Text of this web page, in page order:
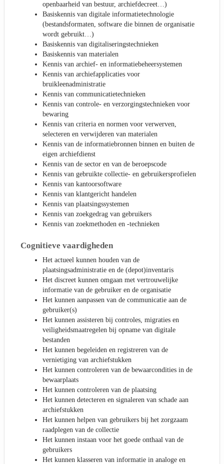
openbaarheid van bestuur, archiefdecreet…)
Basiskennis van digitale informatietechnologie
(bestandsformaten, software die binnen de organisatie
wordt gebruikt…)
Basiskennis van digitaliseringstechnieken
Basiskennis van materialen
Kennis van archief- en informatiebeheersystemen
Kennis van archiefapplicaties voor
bruikleenadministratie
Kennis van communicatietechnieken
Kennis van controle- en verzorgingstechnieken voor
bewaring
Kennis van criteria en normen voor verwerven,
selecteren en verwijderen van materialen
Kennis van de informatiebronnen binnen en buiten de
eigen archiefdienst
Kennis van de sector en van de beroepscode
Kennis van gebruikte collectie- en gebruikersprofielen
Kennis van kantoorsoftware
Kennis van klantgericht handelen
Kennis van plaatsingssystemen
Kennis van zoekgedrag van gebruikers
Kennis van zoekmethoden en -technieken
Cognitieve vaardigheden
Het actueel kunnen houden van de
plaatsingsadministratie en de (depot)inventaris
Het discreet kunnen omgaan met vertrouwelijke
informatie van de gebruiker en de organisatie
Het kunnen aanpassen van de communicatie aan de
gebruiker(s)
Het kunnen assisteren bij controles, migraties en
veiligheidsmaatregelen bij opname van digitale
bestanden
Het kunnen begeleiden en registreren van de
vernietiging van archiefstukken
Het kunnen controleren van de bewaarcondities in de
bewaarplaats
Het kunnen controleren van de plaatsing
Het kunnen detecteren en signaleren van schade aan
archiefstukken
Het kunnen helpen van gebruikers bij het zorgzaam
raadplegen van de collectie
Het kunnen instaan voor het goede onthaal van de
gebruikers
Het kunnen klasseren van informatie in analoge en